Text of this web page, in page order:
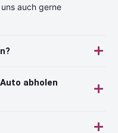
auch gerne
abholen